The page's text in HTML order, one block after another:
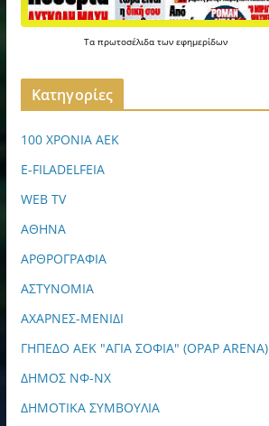
Ταπρωτοσέλιδατωνεφημερίδων
Kατηγορίες
100 ΧΡΟΝΙΑ ΑΕΚ
E-FILADELFEIA
WEB TV
ΑΘΗΝΑ
ΑΡΘΡΟΓΡΑΦΙΑ
ΑΣΤΥΝΟΜΙΑ
ΑΧΑΡΝΕΣ-ΜΕΝΙΔΙ
ΓΗΠΕΔΟ ΑΕΚ "ΑΓΙΑ ΣΟΦΙΑ" (OPAP ARENA)
ΔΗΜΟΣ ΝΦ-ΝΧ
ΔΗΜΟΤΙΚΑ ΣΥΜΒΟΥΛΙΑ